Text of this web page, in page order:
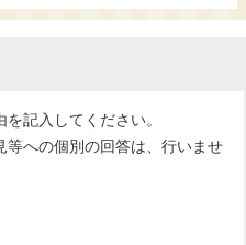
記入してください。
等への個別の回答は、行いませ